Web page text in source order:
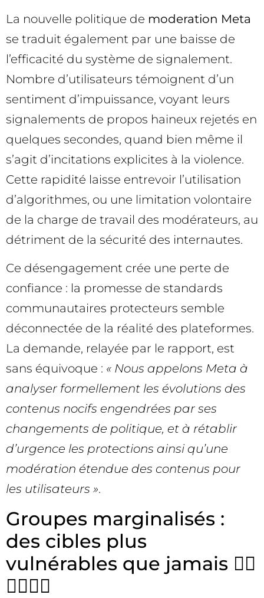
La nouvelle politique de moderation Meta
se traduit également par une baisse de
l’efficacité du système de signalement.
Nombre d’utilisateurs témoignent d’un
sentiment d’impuissance, voyant leurs
signalements de propos haineux rejetés en
quelques secondes, quand bien même il
s’agit d’incitations explicites à la violence.
Cette rapidité laisse entrevoir l’utilisation
d’algorithmes, ou une limitation volontaire
de la charge de travail des modérateurs, au
détriment de la sécurité des internautes.
Ce désengagement crée une perte de
confiance : la promesse de standards
communautaires protecteurs semble
déconnectée de la réalité des plateformes.
La demande, relayée par le rapport, est
sans équivoque : « Nous appelons Meta à
analyser formellement les évolutions des
contenus nocifs engendrées par ses
changements de politique, et à rétablir
d’urgence les protections ainsi qu’une
modération étendue des contenus pour
les utilisateurs ».
Groupes marginalisés :
des cibles plus
vulnérables que jamais 🏳️‍🌈
✊🏿👩🏻